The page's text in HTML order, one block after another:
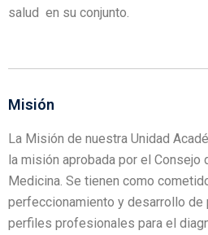
salud en su conjunto.
Misión
La Misión de nuestra Unidad
la misión aprobada por el Consejo
Medicina. Se tienen como
perfeccionamiento y desarrollo
perfiles profesionales para el